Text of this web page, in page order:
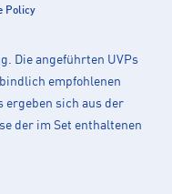
Policy
Die angeführten UVPs
empfohlenen
ergeben sich aus der
der im Set enthaltenen